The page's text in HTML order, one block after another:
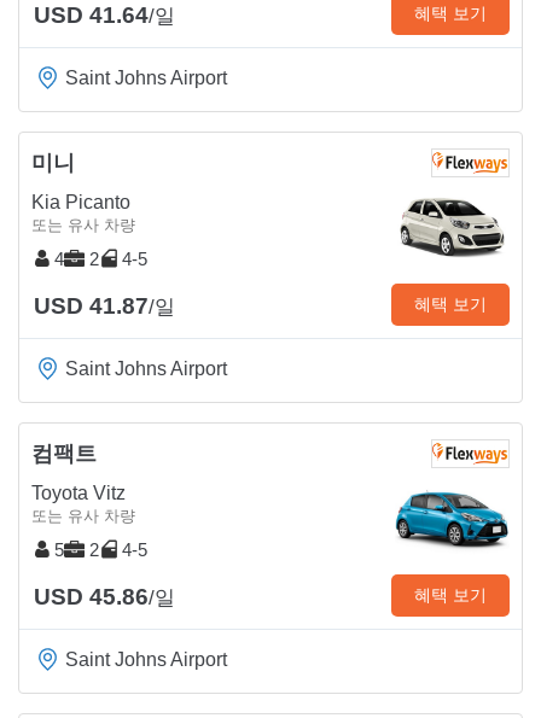
USD 41.64/일 혜택 보기
Saint Johns Airport
미니
Kia Picanto
또는 유사 차량
4 2 4-5
USD 41.87/일 혜택 보기
Saint Johns Airport
컴팩트
Toyota Vitz
또는 유사 차량
5 2 4-5
USD 45.86/일 혜택 보기
Saint Johns Airport